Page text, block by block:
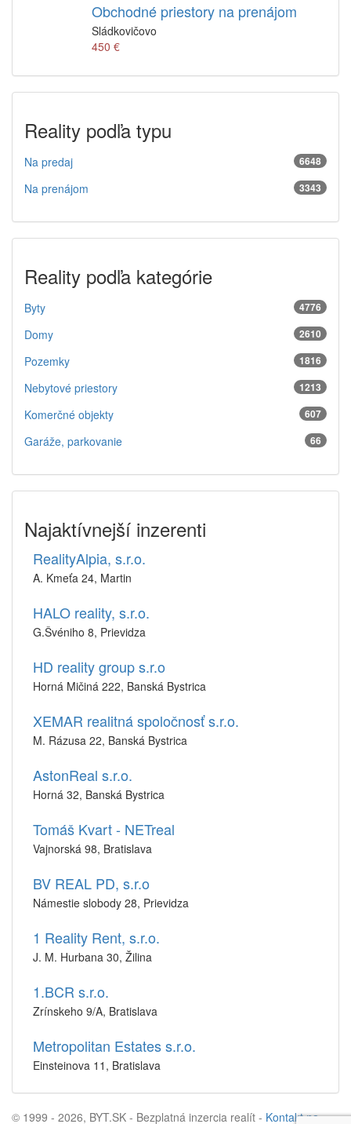
Obchodné priestory na prenájom
Sládkovičovo
450 €
Reality podľa typu
6648
Na predaj
3343
Na prenájom
Reality podľa kategórie
4776
Byty
2610
Domy
1816
Pozemky
1213
Nebytové priestory
607
Komerčné objekty
66
Garáže, parkovanie
Najaktívnejší inzerenti
RealityAlpia, s.r.o.
A. Kmeťa 24, Martin
HALO reality, s.r.o.
G.Švéniho 8, Prievidza
HD reality group s.r.o
Horná Mičiná 222, Banská Bystrica
XEMAR realitná spoločnosť s.r.o.
M. Rázusa 22, Banská Bystrica
AstonReal s.r.o.
Horná 32, Banská Bystrica
Tomáš Kvart - NETreal
Vajnorská 98, Bratislava
BV REAL PD, s.r.o
Námestie slobody 28, Prievidza
1 Reality Rent, s.r.o.
J. M. Hurbana 30, Žilina
1.BCR s.r.o.
Zrínskeho 9/A, Bratislava
Metropolitan Estates s.r.o.
Einsteinova 11, Bratislava
© 1999 - 2026, BYT.SK - Bezplatná inzercia realít - Kontakt na